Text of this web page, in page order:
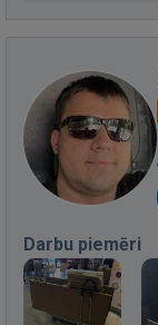
Darbu piemēri